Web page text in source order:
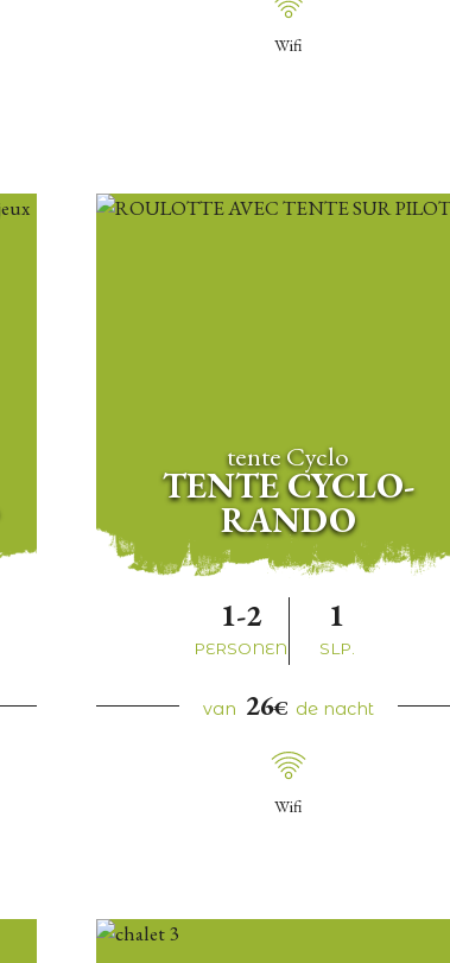
Wifi
tente Cyclo
TENTE CYCLO-
RANDO
1-2
PERSONEN
1
SLP.
van 26€ de nacht
Wifi